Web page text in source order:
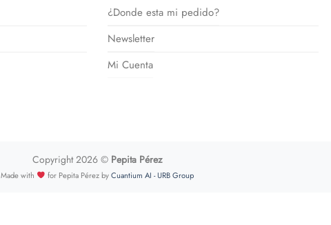
¿Donde esta mi pedido?
Newsletter
Mi Cuenta
Copyright 2026 © Pepita Pérez
Made with for Pepita Pérez byCuantium AI - URB Group